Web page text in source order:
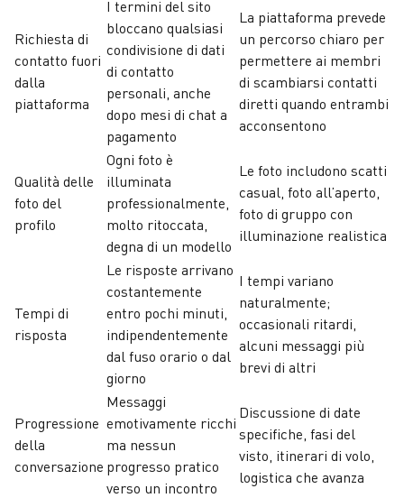
Richiesta di
contatto fuori
dalla
piattaforma
I termini del sito
bloccano qualsiasi
condivisione di dati
di contatto
personali, anche
dopo mesi di chat a
pagamento
La piattaforma prevede
un percorso chiaro per
permettere ai membri
di scambiarsi contatti
diretti quando entrambi
acconsentono
Qualità delle
foto del
profilo
Ogni foto è
illuminata
professionalmente,
molto ritoccata,
degna di un modello
Le foto includono scatti
casual, foto all’aperto,
foto di gruppo con
illuminazione realistica
Tempi di
risposta
Le risposte arrivano
costantemente
entro pochi minuti,
indipendentemente
dal fuso orario o dal
giorno
I tempi variano
naturalmente;
occasionali ritardi,
alcuni messaggi più
brevi di altri
Progressione
della
conversazione
Messaggi
emotivamente ricchi
ma nessun
progresso pratico
verso un incontro
Discussione di date
specifiche, fasi del
visto, itinerari di volo,
logistica che avanza